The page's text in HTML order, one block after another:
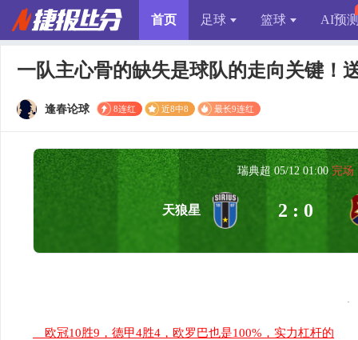
首页 足球 篮球 AI预
一队主心骨的缺失是球队的走向关键！
逢春论球 8连红 近8中8 最长9连红
瑞典超 05/12 01:00 完场
天狼星 2 : 0
欧冠10胜9，德甲4胜4，欧罗巴也是100%，实力杠杆的